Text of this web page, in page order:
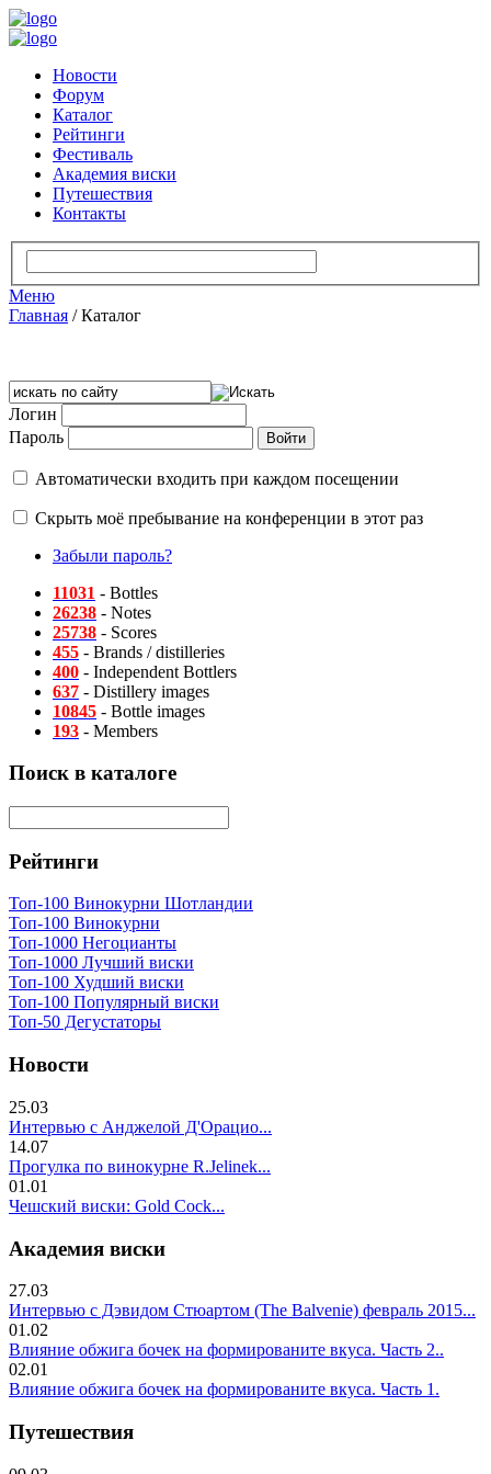
Новости
Форум
Каталог
Рейтинги
Фестиваль
Академия виски
Путешествия
Контакты
Меню
Главная /Каталог
Логин
Пароль
Автоматически входить при каждом посещении
Скрыть моё пребывание на конференции в этот раз
Забыли пароль?
11031 - Bottles
26238 - Notes
25738 - Scores
455 - Brands / distilleries
400 - Independent Bottlers
637 - Distillery images
10845 - Bottle images
193 - Members
Поиск в каталоге
Рейтинги
Топ-100 Винокурни Шотландии
Топ-100 Винокурни
Топ-1000 Негоцианты
Топ-1000 Лучший виски
Топ-100 Худший виски
Топ-100 Популярный виски
Топ-50 Дегустаторы
Новости
25.03
Интервью с Анджелой Д'Орацио...
14.07
Прогулка по винокурне R.Jelinek...
01.01
Чешский виски: Gold Cock...
Академия виски
27.03
Интервью с Дэвидом Стюартом (The Balvenie) февраль 2015...
01.02
Влияние обжига бочек на формированите вкуса. Часть 2..
02.01
Влияние обжига бочек на формированите вкуса. Часть 1.
Путешествия